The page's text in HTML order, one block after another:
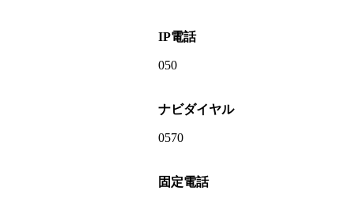
IP電話
050
ナビダイヤル
0570
固定電話